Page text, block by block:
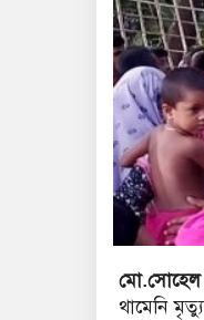
মো.সোহেল
থামেনি